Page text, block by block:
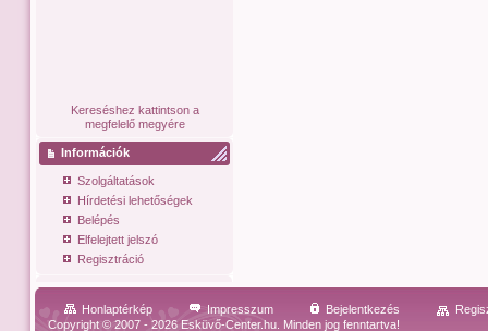
Kereséshez kattintson a
megfelelő megyére
Információk
Szolgáltatások
Hírdetési lehetőségek
Belépés
Elfelejtett jelszó
Regisztráció
Honlaptérkép Impresszum Bejelentkezés
Copyright © 2007 - 2026 Esküvő-Center.hu. Minden jog fenntartva!